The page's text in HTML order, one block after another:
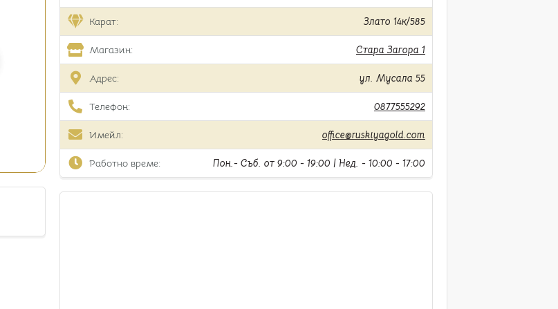
Карат: Злато 14к/585
Магазин: Стара Загора 1
Адрес: ул. Мусала 55
Телефон: 0877555292
Имейл: office@ruskiyagold.com
Работно време: Пон.- Съб. от 9:00 - 19:00 | Нед. - 10:00 - 17:00